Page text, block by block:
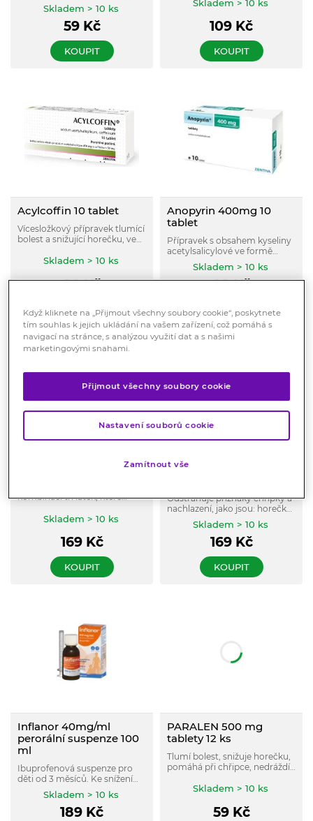
bolesti hlavy, kloubů a svalů
provázející chřipková
onemocnění.
Skladem > 10 ks
59Kč
KOUPIT
Skladem > 10 ks
109 Kč
KOUPIT
Acylcoffin 10 tablet
Vícesložkový přípravek tlumící
bolest a snižující horečku, ve
acetylsalicylové zesiluje kofein.
Skladem > 10 ks
89Kč
KOUPIT
Anopyrin 400mg 10
tablet
Přípravek s obsahem kyseliny
acetylsalicylové ve formě
pufrovaných tablet tlumí
bolest a snižuje horečku, ve
vyšších dávkách má
Skladem > 10 ks
89Kč
KOUPIT
kombinací tří látek, které
horečku.Skladem > 10 ks
169Kč
KOUPIT
PARALEN GRIP Chřipka
Odstraňuje příznaky chřipky a
nachlazení, jako jsou: horečka,
ucpaný nos, bolest hlavy,
bolest v krku. Navíc tlumí i
suchý kašel. Pro dospělé a
Skladem > 10 ks
169Kč
KOUPIT
Inflanor 40mg/ml
perorální suspenze 100
ml
Ibuprofenová suspenze pro
děti od 3 měsíců. Ke snížení
horečky a potlačení bolesti.
Rychlé vstřebávání pro rychlý
Skladem > 10 ks
189 Kč
PARALEN 500 mg
tablety 12 ks
Tlumí bolest, snižuje horečku,
pomáhá při chřipce, nedráždí
diabetiky. Pro dospělé,
Skladem > 10 ks
59Kč
Když kliknete na „Přijmout všechny soubory cookie“, poskytnete
tím souhlas k jejich ukládání na vašem zařízení, což pomáhá s
navigací na stránce, s analýzou využití dat a s našimi
marketingovými snahami.
Přijmout všechny soubory cookie
Nastavení souborů cookie
Zamítnout vše